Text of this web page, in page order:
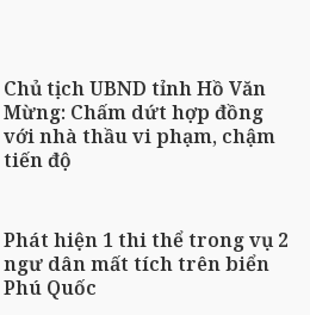
Chủ tịch UBND tỉnh Hồ Văn
Mừng: Chấm dứt hợp đồng
với nhà thầu vi phạm, chậm
tiến độ
Phát hiện 1 thi thể trong vụ 2
ngư dân mất tích trên biển
Phú Quốc